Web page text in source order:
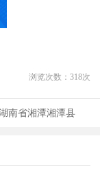
浏览次数： 318次
南省湘潭湘潭县